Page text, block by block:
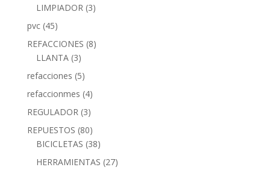
LIMPIADOR (3)
pvc (45)
REFACCIONES (8)
LLANTA (3)
refacciones (5)
refaccionmes (4)
REGULADOR (3)
REPUESTOS (80)
BICICLETAS (38)
HERRAMIENTAS (27)